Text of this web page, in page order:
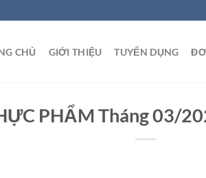
CHỦ GIỚI THIỆU TUYỂN DỤNG
PHẨM Tháng 03/